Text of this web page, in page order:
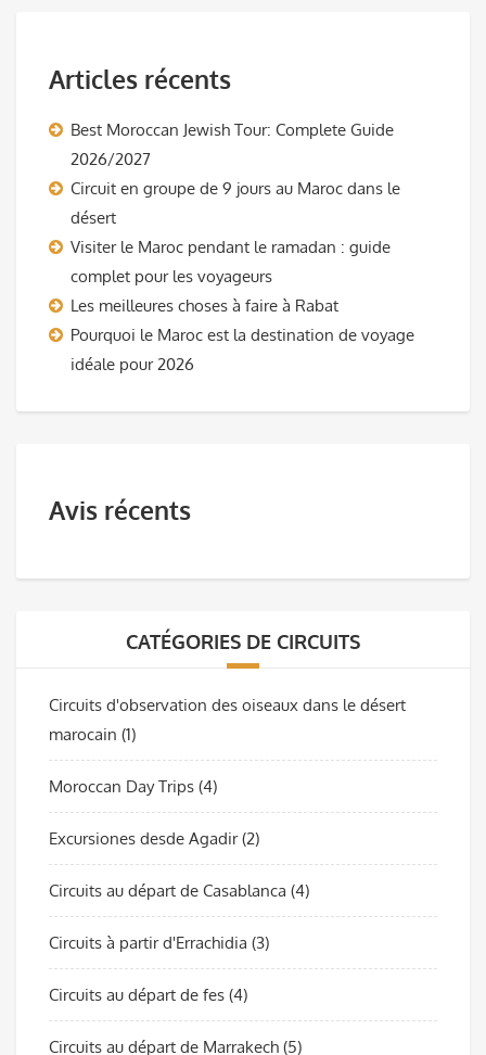
Articles récents
Best Moroccan Jewish Tour: Complete Guide
2026/2027
Circuit en groupe de 9 jours au Maroc dans le
désert
Visiter le Maroc pendant le ramadan : guide
complet pour les voyageurs
Les meilleures choses à faire à Rabat
Pourquoi le Maroc est la destination de voyage
idéale pour 2026
Avis récents
CATÉGORIES DE CIRCUITS
Circuits d'observation des oiseaux dans le désert
marocain (1)
Moroccan Day Trips (4)
Excursiones desde Agadir(2)
Circuits au départ de Casablanca (4)
Circuits à partir d'Errachidia (3)
Circuits au départ de fes (4)
Circuits au départ de Marrakech (5)